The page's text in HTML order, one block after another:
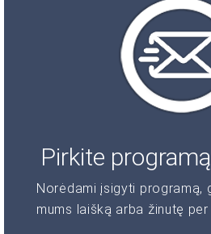
Pirkite programą
Norėdami įsigyti programą,
mums laišką arba žinutę per